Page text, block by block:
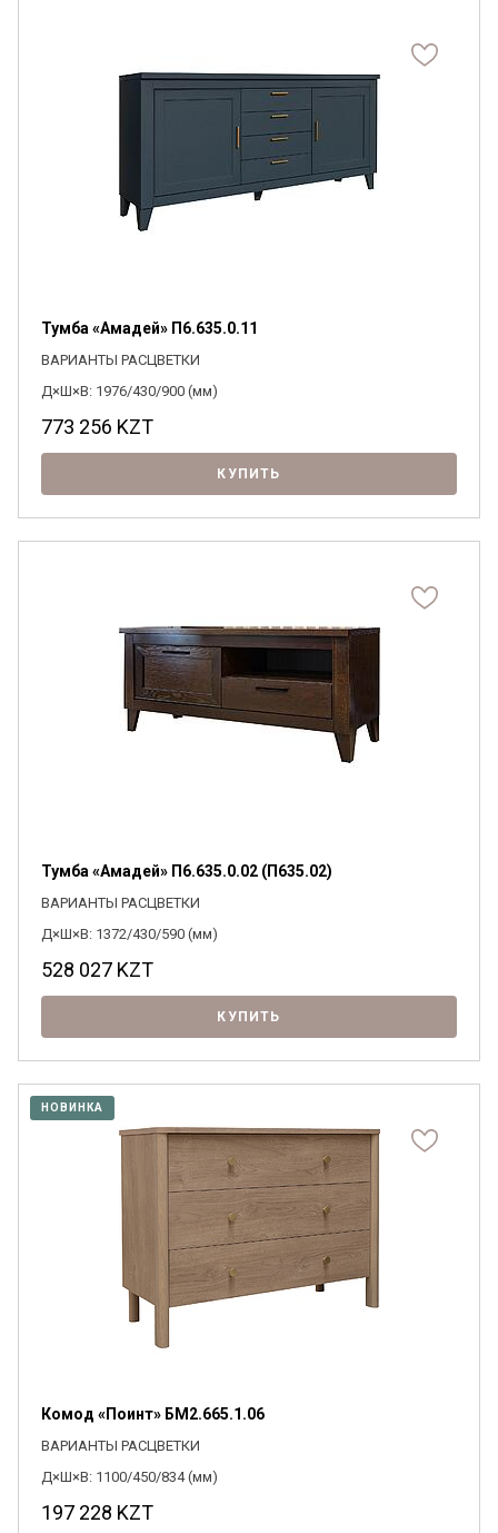
Я ознакомлен сПолитикойв отношении
обработки персональных данных и
Тумба «Амадей» П6.635.0.11
ВАРИАНТЫ РАСЦВЕТКИ
Д×Ш×В: 1976/430/900 (мм)
773 256 KZT
КУПИТЬ
Тумба «Амадей» П6.635.0.02 (П635.02)
ВАРИАНТЫ РАСЦВЕТКИ
Д×Ш×В: 1372/430/590 (мм)
528 027 KZT
КУПИТЬ
НОВИНКА
Комод «Поинт» БМ2.665.1.06
ВАРИАНТЫ РАСЦВЕТКИ
Д×Ш×В: 1100/450/834 (мм)
197 228 KZT